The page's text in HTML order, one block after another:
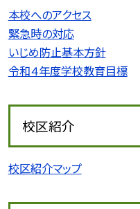
本校へのアクセス
緊急時の対応
いじめ防止基本方針
令和４年度学校教育目標
校区紹介
校区紹介マップ